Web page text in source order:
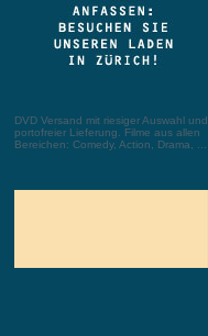
DVD Versand mit riesiger Auswahl und
portofreier Lieferung. Filme aus allen
Bereichen: Comedy, Action, Drama, ...